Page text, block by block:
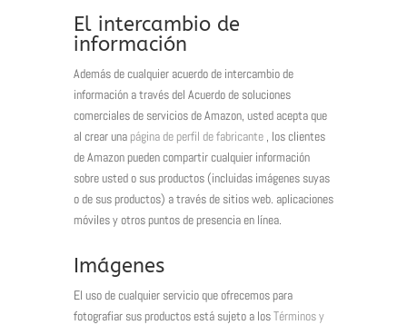
El intercambio de
información
Además de cualquier acuerdo de intercambio de
información a través del Acuerdo de soluciones
comerciales de servicios de Amazon, usted acepta que
al crear una página de perfil de fabricante, los clientes
de Amazon pueden compartir cualquier información
sobre usted o sus productos (incluidas imágenes suyas
o de sus productos) a través de sitios web. aplicaciones
móviles y otros puntos de presencia en línea.
Imágenes
El uso de cualquier servicio que ofrecemos para
fotografiar sus productos está sujeto a losTérminos y